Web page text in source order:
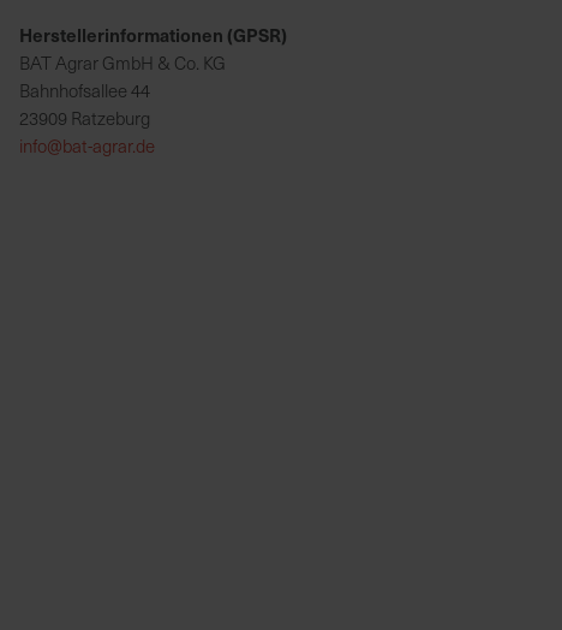
Herstellerinformationen (GPSR)
BAT Agrar GmbH & Co. KG
Bahnhofsallee 44
23909 Ratzeburg
info@bat-agrar.de